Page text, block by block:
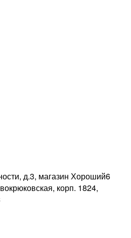
д.3, магазин Хороший6
корп. 1824,